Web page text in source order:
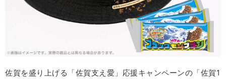
佐賀を盛り上げる「佐賀支え愛」応援キャンペーンの「佐賀1